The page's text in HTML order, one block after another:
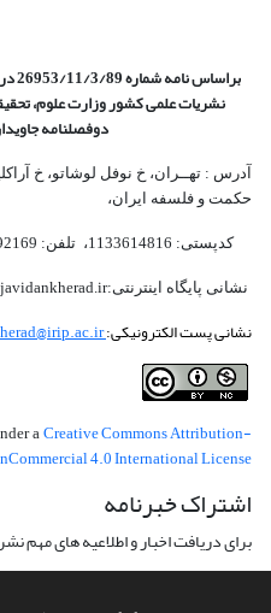
براساس نامه شماره 26953/11/3/89 در جلسة مورخ 31/6/89 کمیسیون
نشریات علمی کشور وزارت علوم،
دوفصلنامه
حکمت و فلسفه ایران،‌
کدپستی: 1133614816، تلفن: 66492169 - 021 نمابر: 66962700 - 021
نشانی پایگاه اینترنتی:www.javidankherad.ir
نشانی پست الکترونیکی:javidankherad@irip.ac.ir
a Creative Commons Attribution-
4.0 International License
اشتراک خبرنامه
برای دریافت اخبار و اطلاعیه های